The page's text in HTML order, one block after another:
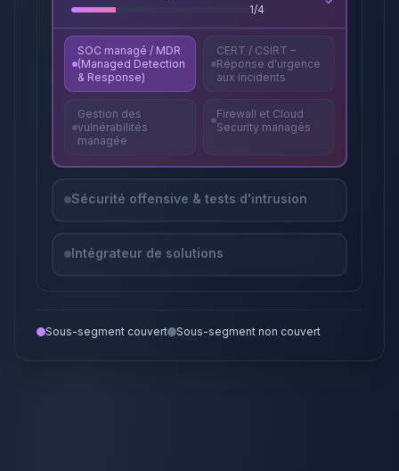
1/4
SOC managé / MDR
(Managed Detection
& Response)
CERT / CSIRT –
Réponse d'urgence
aux incidents
Gestion des
vulnérabilités
managée
Firewall et Cloud
Security managés
Sécurité offensive & tests d'intrusion
Intégrateur de solutions
Sous-segment couvert Sous-segment non couvert